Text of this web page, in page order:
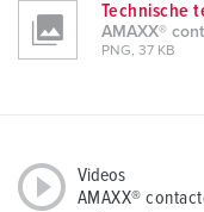
Technische
AMAXX®
PNG, 37 KB
Videos
AMAXX®